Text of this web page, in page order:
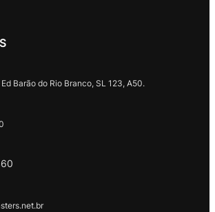
Barão do Rio Branco, SL 123, A50.